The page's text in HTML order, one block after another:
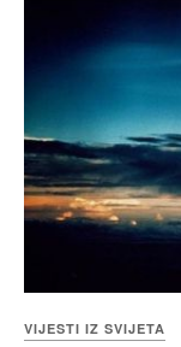
VIJESTI IZ SVIJETA